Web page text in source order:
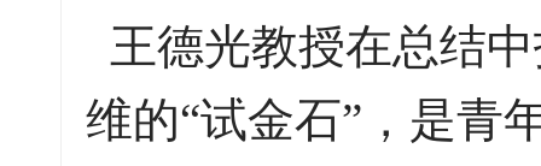
王德光教授在总结
维的“试金石”，是青